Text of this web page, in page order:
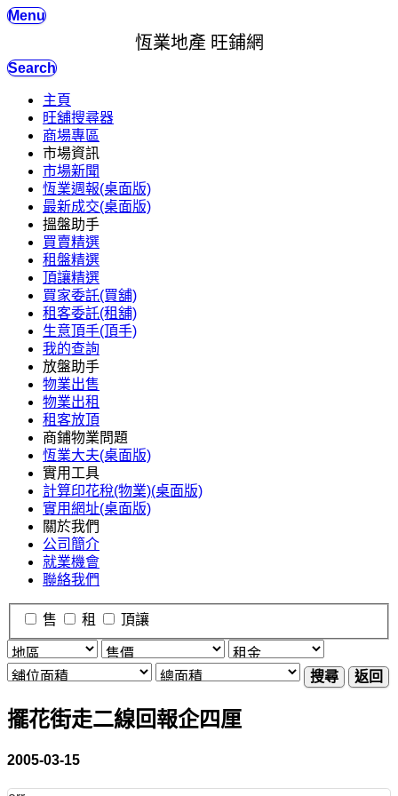
Menu
恆業地產 旺鋪網
Search
主頁
旺舖搜尋器
商場專區
市場資訊
市場新聞
恆業週報(桌面版)
最新成交(桌面版)
搵盤助手
買賣精選
租盤精選
頂讓精選
買家委託(買舖)
租客委託(租舖)
生意頂手(頂手)
我的查詢
放盤助手
物業出售
物業出租
租客放頂
商鋪物業問題
恆業大夫(桌面版)
實用工具
計算印花稅(物業)(桌面版)
實用網址(桌面版)
關於我們
公司簡介
就業機會
聯絡我們
售 租 頂讓
搜尋 返回
擺花街走二線回報企四厘
2005-03-15